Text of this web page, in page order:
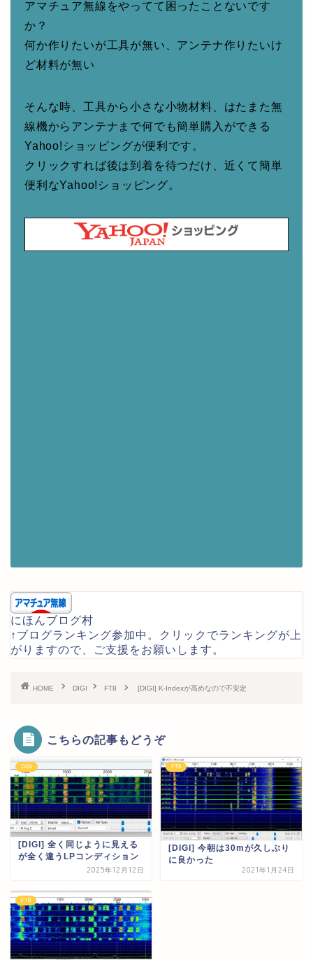
アマチュア無線をやってて困ったことないです
か？
何か作りたいが工具が無い、アンテナ作りたいけ
ど材料が無い
そんな時、工具から小さな小物材料、はたまた無
線機からアンテナまで何でも簡単購入ができる
Yahoo!ショッピングが便利です。
クリックすれば後は到着を待つだけ、近くて簡単
便利なYahoo!ショッピング。
にほんブログ村
↑ブログランキング参加中。クリックでランキングが上
がりますので、ご支援をお願いします。
HOME DIGI FT8 [DIGI] K-Indexが高めなので不安定
こちらの記事もどうぞ
DIGI
[DIGI] 全く同じように見える
が全く違うLPコンディション
2025年12月12日
FT8
[DIGI] 今朝は30mが久しぶり
に良かった
2021年1月24日
FT8